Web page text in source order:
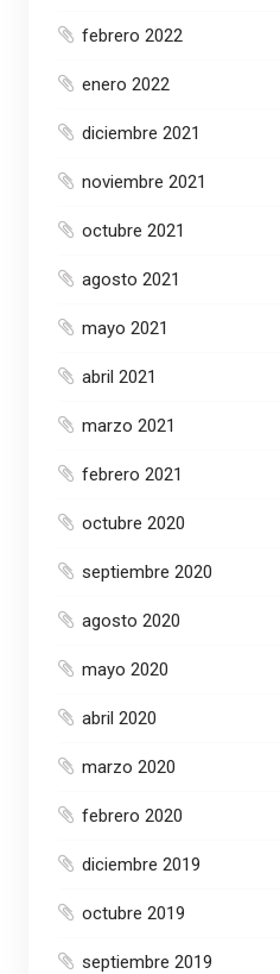
febrero 2022
enero 2022
diciembre 2021
noviembre 2021
octubre 2021
agosto 2021
mayo 2021
abril 2021
marzo 2021
febrero 2021
octubre 2020
septiembre 2020
agosto 2020
mayo 2020
abril 2020
marzo 2020
febrero 2020
diciembre 2019
octubre 2019
septiembre 2019